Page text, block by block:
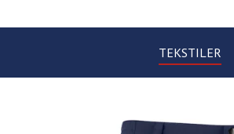
TEKSTILER